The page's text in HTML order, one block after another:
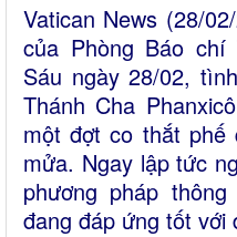
Vatican News (28/
của Phòng Báo
Sáu ngày 28/02,
Thánh Cha
một đợt co thắt phế
mửa. Ngay lập tức
phương pháp
đang đáp ứng tốt với